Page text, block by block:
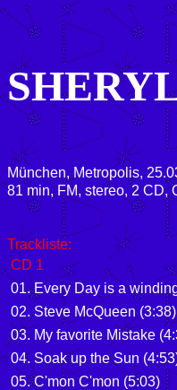
München, Metropolis,
81 min, FM, stereo, 2 CD,
Trackliste:
CD 1
01.Every Day is a
02. Steve McQueen (3:38)
03. My favorite Mistake
04. Soak up the Sun
05.C'mon C'mon (5:03)